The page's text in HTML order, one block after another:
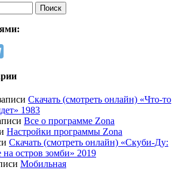
Скачать (смотреть онлайн) «Что-то
1983
Все о программе Zona
Настройки программы Zona
Скачать (смотреть онлайн) «Скуби-Ду:
остров зомби» 2019
Мобильная